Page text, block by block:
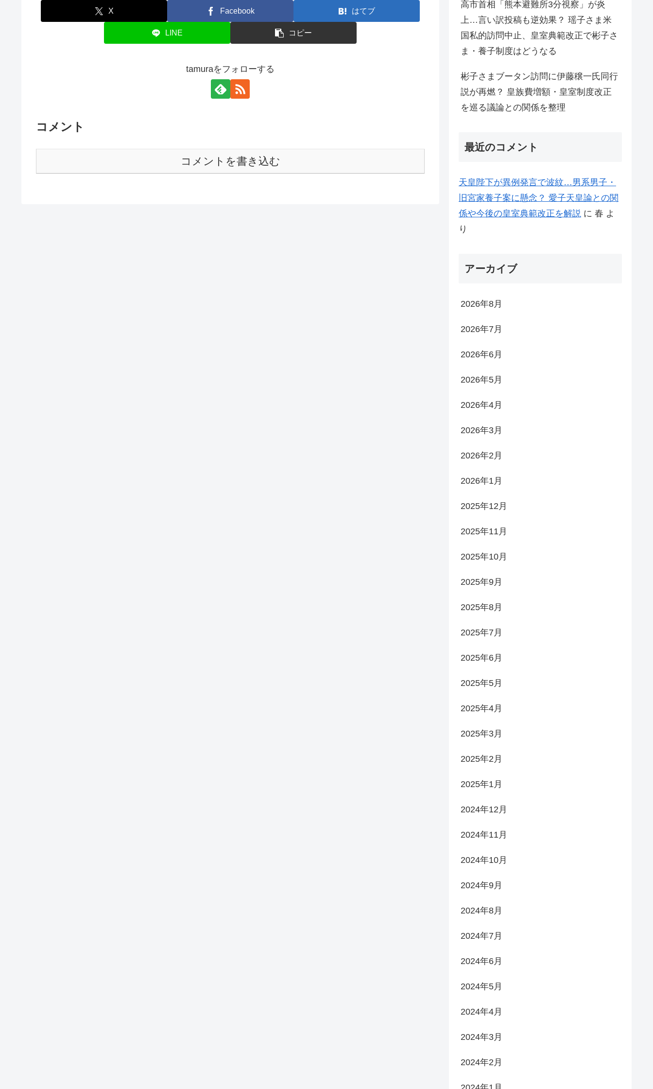
X Facebook はてブ
LINE コピー
tamuraをフォローする
コメント
コメントを書き込む
高市首相「熊本避難所3分視察」が炎
上…言い訳投稿も逆効果？ 瑶子さま米
国私的訪問中止、皇室典範改正で彬子さ
ま・養子制度はどうなる
彬子さまブータン訪問に伊藤穣一氏同行
説が再燃？ 皇族費増額・皇室制度改正
を巡る議論との関係を整理
最近のコメント
天皇陛下が異例発言で波紋…男系男子・
旧宮家養子案に懸念？ 愛子天皇論との関
係や今後の皇室典範改正を解説 に 春 よ
り
アーカイブ
2026年8月
2026年7月
2026年6月
2026年5月
2026年4月
2026年3月
2026年2月
2026年1月
2025年12月
2025年11月
2025年10月
2025年9月
2025年8月
2025年7月
2025年6月
2025年5月
2025年4月
2025年3月
2025年2月
2025年1月
2024年12月
2024年11月
2024年10月
2024年9月
2024年8月
2024年7月
2024年6月
2024年5月
2024年4月
2024年3月
2024年2月